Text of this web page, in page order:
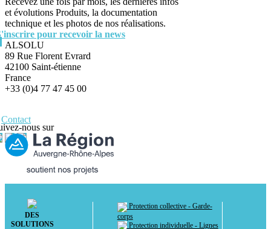
et évolutions Produits, la documentation
technique et les photos de nos réalisations.
pour recevoir la news
ALSOLU
89 Rue Florent Evrard
42100 Saint-étienne
France
+33 (0)4 77 47 45 00
Contact
nous sur
DES
SOLUTIONS
Protection collective - Garde-
corps
Protection individuelle - Lignes